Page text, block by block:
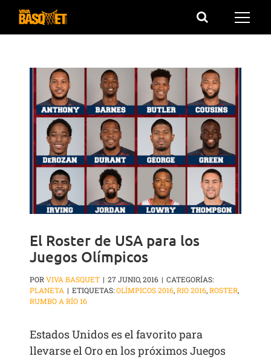
Saltar
El Roster de USA para los
Juegos Olímpicos
PORVIVA BASQUET | 27 JUNIO, 2016 | CATEGORÍAS:
PLANETA | ETIQUETAS:OLÍMPICOS 2016,RIO 2016,ROSTER,
RUMBO A RÍO 16
Estados Unidos es el favorito para
llevarse el Oro en los próximos Juegos